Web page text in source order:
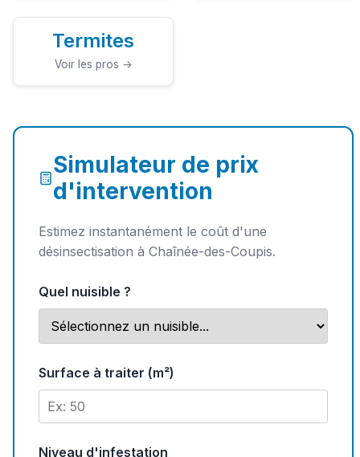
Termites
Voir les pros →
Simulateur de prix
d'intervention
Estimez instantanément le coût d'une
désinsectisation à Chaînée-des-Coupis.
Quel nuisible ?
Surface à traiter (m²)
Niveau d'infestation